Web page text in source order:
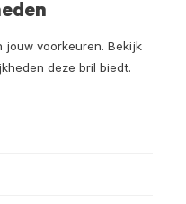
jouw voorkeuren. Bekijk
deze bril biedt.